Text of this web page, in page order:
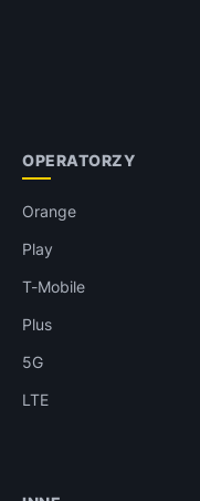
OPERATORZY
Orange
Play
T-Mobile
Plus
5G
LTE